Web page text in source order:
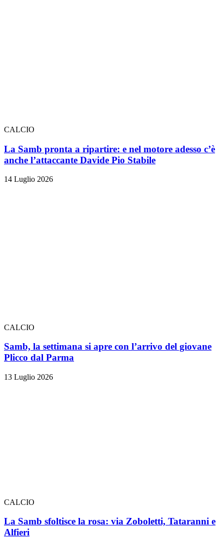
CALCIO
La Samb pronta a ripartire: e nel motore adesso c’è
anche l’attaccante Davide Pio Stabile
14 Luglio 2026
CALCIO
Samb, la settimana si apre con l’arrivo del giovane
Plicco dal Parma
13 Luglio 2026
CALCIO
La Samb sfoltisce la rosa: via Zoboletti, Tataranni e
Alfieri